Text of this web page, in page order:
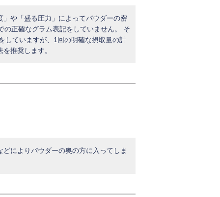
や「盛る圧力」によってパウダーの密
正確なグラム表記をしていません。 そ
していますが、1回の明確な摂取量の計
推奨します。
によりパウダーの奥の方に入ってしま